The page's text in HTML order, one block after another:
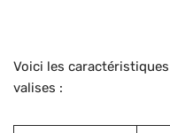
Voici les
valises :